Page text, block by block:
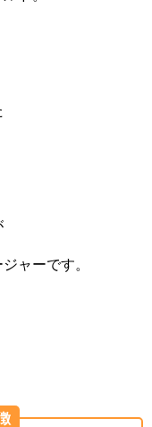
ャーです。